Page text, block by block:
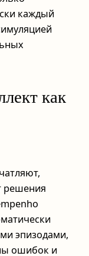
каждый
как
решения
эпизодами,
ошибок и